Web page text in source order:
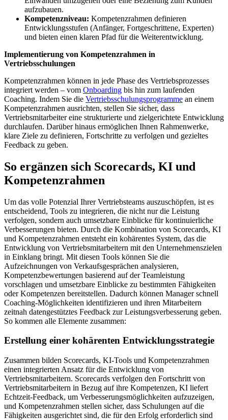
aufzubauen.
Kompetenzniveau: Kompetenzrahmen definieren
Entwicklungsstufen (Anfänger, Fortgeschrittene, Experten)
und bieten einen klaren Pfad für die Weiterentwicklung.
Implementierung von Kompetenzrahmen in
Vertriebsschulungen
Kompetenzrahmen können in jede Phase des Vertriebsprozesses
integriert werden – vom Onboarding bis hin zum laufenden
Coaching. Indem Sie die Vertriebsschulungsprogramme an einem
Kompetenzrahmen ausrichten, stellen Sie sicher, dass
Vertriebsmitarbeiter eine strukturierte und zielgerichtete Entwicklung
durchlaufen. Darüber hinaus ermöglichen Ihnen Rahmenwerke,
klare Ziele zu definieren, Fortschritte zu verfolgen und gezieltes
Feedback zu geben.
So ergänzen sich Scorecards, KI und
Kompetenzrahmen
Um das volle Potenzial Ihrer Vertriebsteams auszuschöpfen, ist es
entscheidend, Tools zu integrieren, die nicht nur die Leistung
verfolgen, sondern auch umsetzbare Einblicke für kontinuierliche
Verbesserungen bieten. Durch die Kombination von Scorecards, KI
und Kompetenzrahmen entsteht ein kohärentes System, das die
Entwicklung von Vertriebsmitarbeitern mit den Unternehmenszielen
in Einklang bringt. Mit diesen Tools können Sie die
Aufzeichnungen von Verkaufsgesprächen analysieren,
Kompetenzbewertungen basierend auf der Teamleistung
vorschlagen und umsetzbare Einblicke zu bestimmten Fähigkeiten
oder Kompetenzen bereitstellen. Dadurch können Manager schnell
Coaching-Möglichkeiten identifizieren und ihren Mitarbeitern
zeitnah datengestütztes Feedback zur Leistungsverbesserung geben.
So kommen alle Elemente zusammen:
Erstellung einer kohärenten Entwicklungsstrategie
Zusammen bilden Scorecards, KI-Tools und Kompetenzrahmen
einen integrierten Ansatz für die Entwicklung von
Vertriebsmitarbeitern. Scorecards verfolgen den Fortschritt von
Vertriebsmitarbeitern in Bezug auf ihre Kompetenzen, KI liefert
Echtzeit-Feedback, um Verbesserungsmöglichkeiten aufzuzeigen,
und Kompetenzrahmen stellen sicher, dass Schulungen auf die
Fähigkeiten ausgerichtet sind, die für den Erfolg erforderlich sind